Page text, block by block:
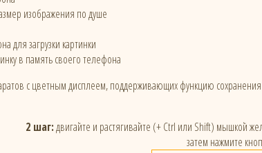
изображения по душе
для загрузки картинки
в память своего телефона
с цветным дисплеем, поддерживающих функцию
2 шаг:двигайте и растягивайте (+ Ctrl или Shift) мышкой
затем нажмите